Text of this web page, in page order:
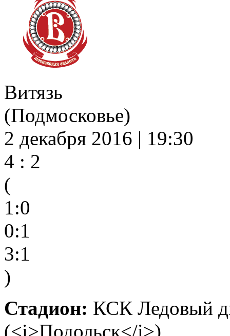
Витязь
(Подмосковье)
2 декабря 2016 | 19:30
4 : 2
(
1:0
0:1
3:1
)
Стадион: КСК Ледовый
(<i>Подольск</i>)